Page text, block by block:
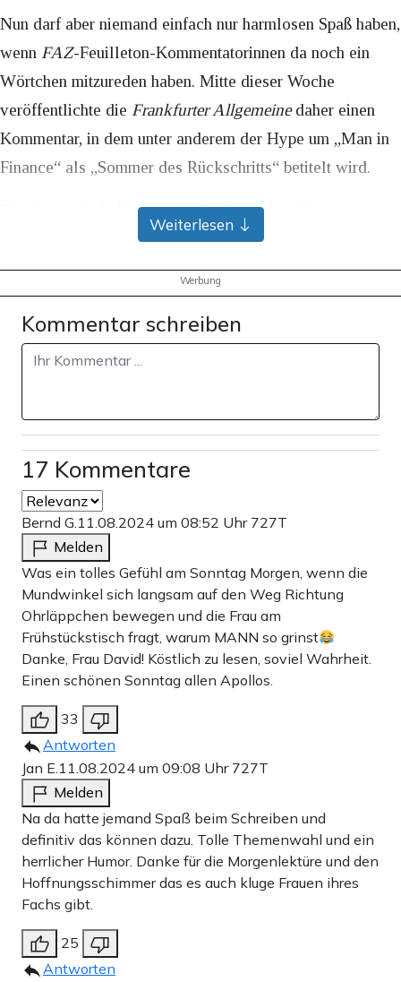
Nun darf aber niemand einfach nur harmlosen Spaß haben,
wenn FAZ-Feuilleton-Kommentatorinnen da noch ein
Wörtchen mitzureden haben. Mitte dieser Woche
veröffentlichte die Frankfurter Allgemeinedaher einen
Kommentar, in dem unter anderem der Hype um „Man in
Finance“ als „Sommer des Rückschritts“ betitelt wird.
Der Song würde Frauen „zur Suche nach reichen
Männern“ aufrufen. „Wo ist die Emanzipation geblieben?“,
fragt die Autorin. Nun, wahrscheinlich da, wo dieFAZ
ihren Sinn für Ironie gelassen hat. Megan Boni, bekannt
unter ihrem TikTok-Handle „Girl on Couch“, die junge
Sängerin, die hinter „Man in Finance“ steht, hat zur
dachte ich an die unmöglichsten, haarsträubendsten
Ansprüche, die man an einen Mann nur stellen kann.“
Dass das Lied eine Parodie ist, weiß die Autorin zwar,
kritisiert aber, dass das Lied trotzdem einen wahren Kern
habe. Dass sich Frauen tatsächlich reiche Männer
wünschen, würde die Bestrebungen nach Emanzipation
„zunichtemachen“.
Werbung
Na gut, Frau Obertreis, schreiben wir das Ganze doch mal
um: „Ich suche nach einer Frau im Finanzwesen, mit
Weiterlesen
Werbung
Kommentar schreiben
17 Kommentare
Bernd G.11.08.2024 um 08:52 Uhr 727T
Melden
Was ein tolles Gefühl am Sonntag Morgen, wenn die
Mundwinkel sich langsam auf den Weg Richtung
Ohrläppchen bewegen und die Frau am
Frühstückstisch fragt, warum MANN so grinst
Danke, Frau David! Köstlich zu lesen, soviel Wahrheit.
Einen schönen Sonntag allen Apollos.
33
Antworten
Jan E.11.08.2024 um 09:08 Uhr 727T
Melden
Na da hatte jemand Spaß beim Schreiben und
definitiv das können dazu. Tolle Themenwahl und ein
herrlicher Humor. Danke für die Morgenlektüre und den
Hoffnungsschimmer das es auch kluge Frauen ihres
Fachs gibt.
25
Antworten